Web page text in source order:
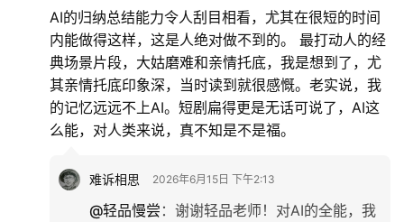
AI的归纳总结能力令人刮目相看，尤其在很短的时间
内能做得这样，这是人绝对做不到的。 最打动人的经
典场景片段，大姑磨难和亲情托底，我是想到了，尤
其亲情托底印象深，当时读到就很感慨。老实说，我
的记忆远远不上AI。短剧扁得更是无话可说了，AI这
么能，对人类来说，真不知是不是福。
难诉相思 2026年6月15日 下午2:13
@轻品慢尝 ： 谢谢轻品老师！对AI的全能，我